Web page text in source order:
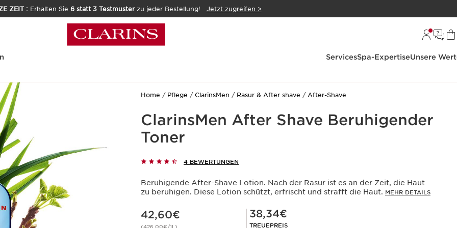
ZEIT : Erhalten Sie 6 statt 3 Testmusterzu jeder Bestellung! Jetzt zugreifen >
ServicesSpa-ExpertiseUnsere
Home Pflege ClarinsMen Rasur & After shave After-Shave
ClarinsMen After Shave Beruhigender
Toner
4 BEWERTUNGEN
Beruhigende After-Shave Lotion. Nach der Rasur ist es an der Zeit, die Haut
zu beruhigen. Diese Lotion schützt, erfrischt und strafft die Haut. MEHR DETAILS
Aktueller Preis 42,60€
42,60€
(426,00€/1L)
Mitgliederpreis 38,34€
38,34€
TREUEPREIS